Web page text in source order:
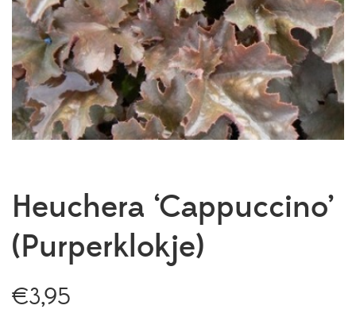
Heuchera ‘Cappuccino’
(Purperklokje)
€3,95